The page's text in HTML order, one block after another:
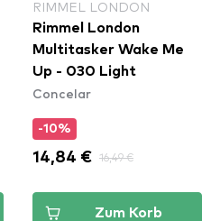
RIMMEL LONDON
Rimmel London
Multitasker Wake Me
Up - 030 Light
Concelar
-10%
14,84 € 16,49 €
Zum Korb